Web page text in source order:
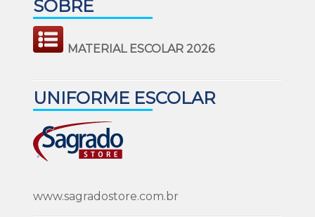
SOBRE
MATERIAL ESCOLAR 2026
UNIFORME ESCOLAR
www.sagradostore.com.br